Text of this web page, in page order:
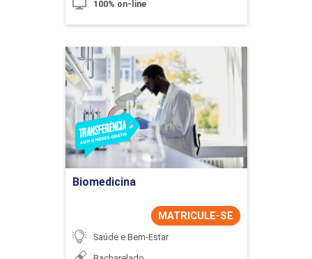
100% on-line
Biomedicina
MATRICULE-SE
Saúde e Bem-Estar
Biomedicina
Detalhes do curso
Ir para Inscrição